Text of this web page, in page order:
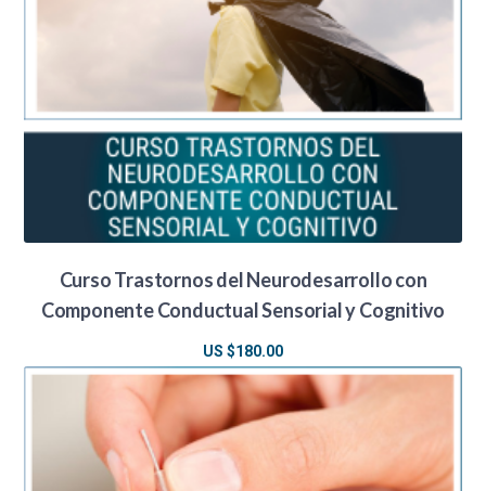
Curso Trastornos del Neurodesarrollo con
Componente Conductual Sensorial y Cognitivo
US $180.00